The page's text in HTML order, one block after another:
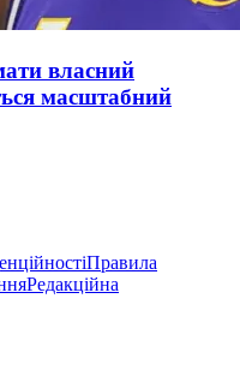
власний
масштабний
Правила
Редакційна